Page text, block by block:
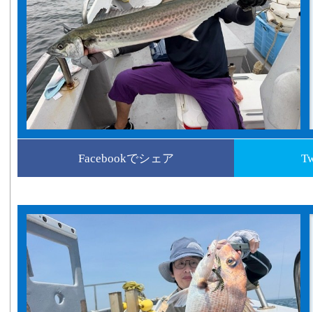
Facebookでシェア